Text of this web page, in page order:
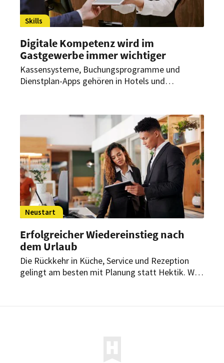
Skills
Digitale Kompetenz wird im
Gastgewerbe immer wichtiger
Kassensysteme, Buchungsprogramme und
Dienstplan-Apps gehören in Hotels und
versteht, verbessert seine Chancen bei der
Jobsuche und findet sich schneller im neuen
Betrieb zurecht.
Neustart
Erfolgreicher Wiedereinstieg nach
dem Urlaub
Die Rückkehr in Küche, Service und Rezeption
gelingt am besten mit Planung statt Hektik. Wer